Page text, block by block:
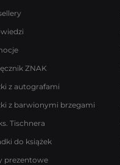
ZNAK
z autografami
z barwionymi brzegami
Tischnera
do książek
prezentowe